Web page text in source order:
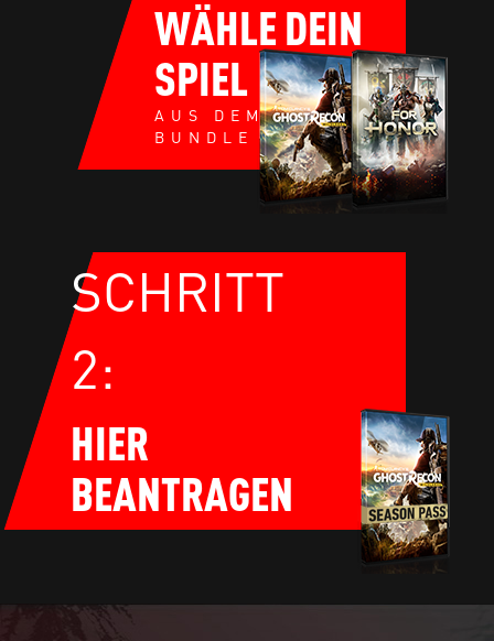
WÄHLE DEIN
SPIEL
AUS DEM NVIDIA
BUNDLE
SCHRITT
2:
HIER
BEANTRAGEN